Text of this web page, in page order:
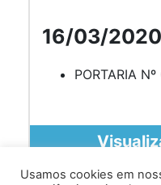
16/03/
PORTARIA
Usamos cookies em